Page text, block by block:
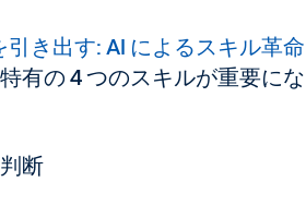
き出す: AI によるスキル革命
有の 4 つのスキルが重要に
断